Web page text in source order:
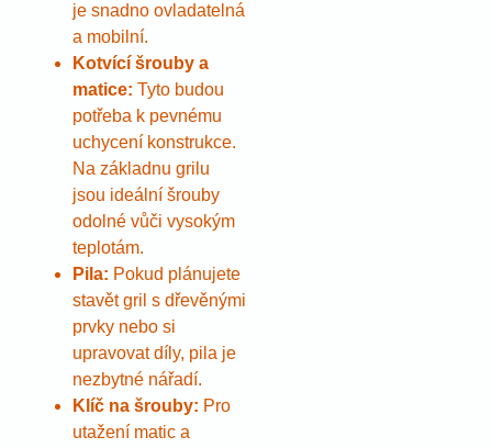
je snadno ovladatelná
a mobilní.
Kotvící šrouby a
matice: Tyto budou
potřeba k pevnému
uchycení konstrukce.
Na základnu grilu
jsou ideální šrouby
odolné vůči vysokým
teplotám.
Pila: Pokud plánujete
stavět gril s dřevěnými
prvky nebo si
upravovat díly, pila je
nezbytné nářadí.
Klíč na šrouby: Pro
utažení matic a